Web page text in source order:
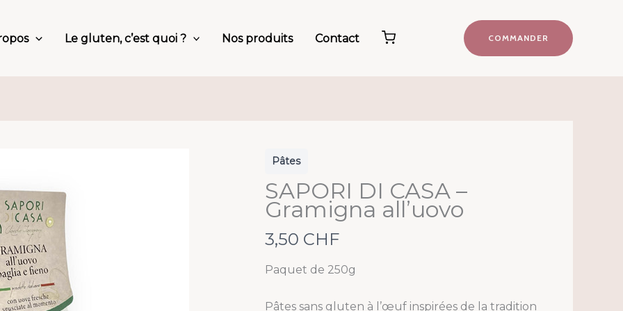
Le gluten, c’est quoi ? Nos produits Contact COMMANDER
Pâtes
SAPORI DI CASA –
Gramigna all’uovo
N
o
3,50 CHF
Paquet de 250g
Pâtes sans gluten à l’œuf inspirées de la tradition